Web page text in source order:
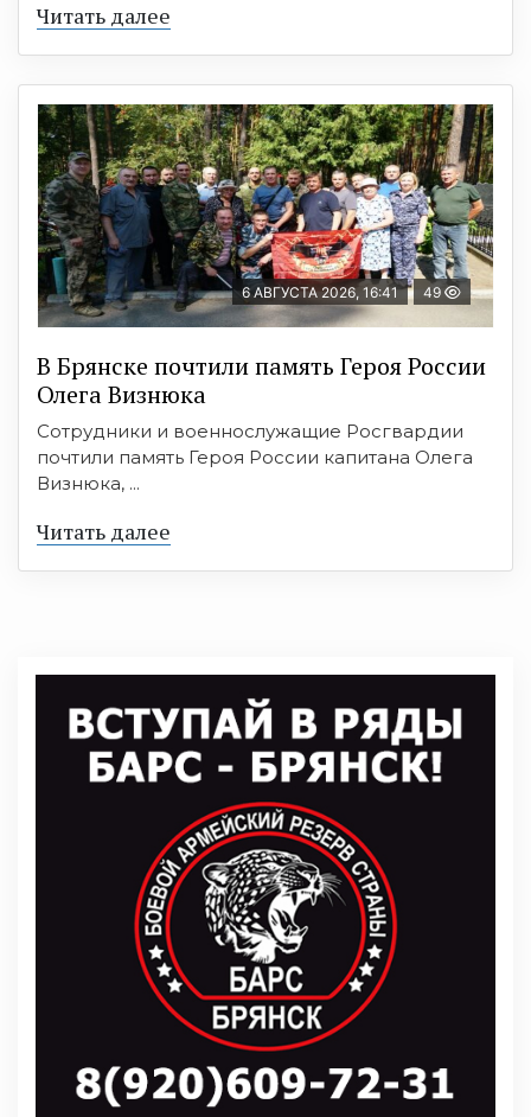
Читать далее
6 АВГУСТА 2026, 16:41 49
В Брянске почтили память Героя России
Олега Визнюка
Сотрудники и военнослужащие Росгвардии
почтили память Героя России капитана Олега
Визнюка, ...
Читать далее